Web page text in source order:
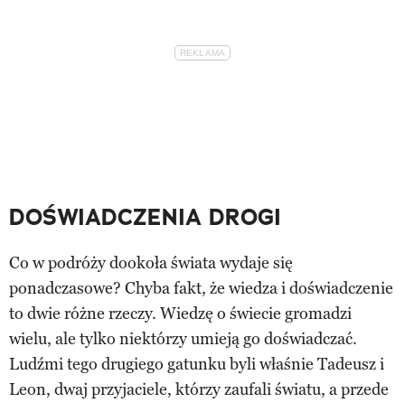
DOŚWIADCZENIA DROGI
Co w podróży dookoła świata wydaje się
ponadczasowe? Chyba fakt, że wiedza i doświadczenie
to dwie różne rzeczy. Wiedzę o świecie gromadzi
wielu, ale tylko niektórzy umieją go doświadczać.
Ludźmi tego drugiego gatunku byli właśnie Tadeusz i
Leon, dwaj przyjaciele, którzy zaufali światu, a przede